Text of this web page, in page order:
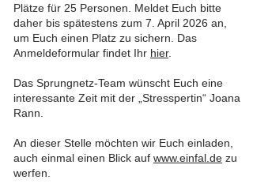
Plätze für 25 Personen. Meldet Euch bitte
daher bis spätestens zum 7. April 2026 an,
um Euch einen Platz zu sichern. Das
Anmeldeformular findet Ihr hier.
Das Sprungnetz-Team wünscht Euch eine
interessante Zeit mit der „Stresspertin“ Joana
Rann.
An dieser Stelle möchten wir Euch einladen,
auch einmal einen Blick auf www.einfal.de zu
werfen.